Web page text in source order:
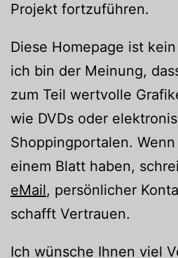
Projekt fortzuführen.
Diese Homepage ist
ich bin der Meinung,
zum Teil wertvolle
wie DVDs oder
Shoppingportalen.
einem Blatt haben,
eMail, persönlicher
schafft Vertrauen.
Ich wünsche Ihnen viel